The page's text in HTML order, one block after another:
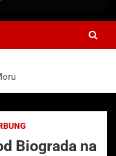
Biograda na